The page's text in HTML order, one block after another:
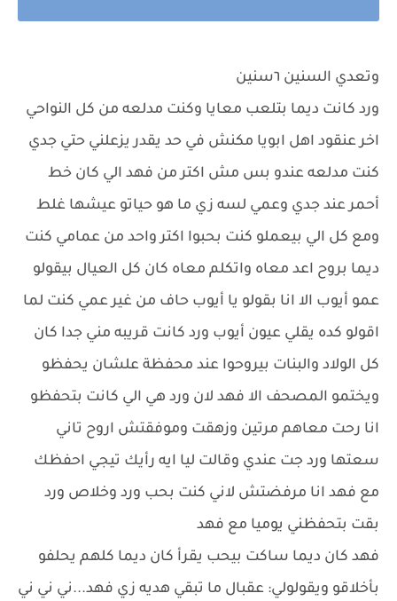
وتعدي السنين ٦سنين
ورد كانت ديما بتلعب معايا وكنت مدلعه من كل النواحي
اخر عنقود اهل ابويا مكنش في حد يقدر يزعلني حتي جدي
كنت مدلعه عندو بس مش اكتر من فهد الي كان خط
أحمر عند جدي وعمي لسه زي ما هو حياتو عيشها غلط
ومع كل الي بيعملو كنت بحبوا اكتر واحد من عمامي كنت
ديما بروح اعد معاه واتكلم معاه كان كل العيال بيقولو
عمو أيوب الا انا بقولو يا أيوب حاف من غير عمي كنت لما
اقولو كده يقلي عيون أيوب ورد كانت قريبه مني جدا كان
كل الولاد والبنات بيروحوا عند محفظة علشان يحفظو
ويختمو المصحف الا فهد لان ورد هي الي كانت بتحفظو
انا رحت معاهم مرتين وزهقت وموفقتش اروح تاني
سعتها ورد جت عندي وقالت ليا ايه رأيك تيجي احفظك
مع فهد انا مرفضتش لاني كنت بحب ورد وخلاص ورد
بقت بتحفظني يوميا مع فهد
فهد كان ديما ساكت بيحب يقرأ كان ديما كلهم يحلفو
بأخلاقو ويقولولي: عقبال ما تبقي هديه زي فهد...ني ني ني